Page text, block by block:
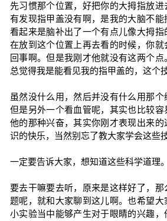
先习惯那个位置，好把你的大拇指放
有发现指甲盖没有啊，是我的大脑不能
看起来是脑补出了一个有点儿像大拇
在放到这个位置上再去看的时候，你
回事啊。但是我刚才他就没有这两个
总觉得我是能看见我的指甲盖的，这个
虽然没什么用，然后并没有什么用那个
但是另外一个看血管呢，其实也比较容
他的那种兴奋，其实你刚才表现出来
识的快乐，当然别忘了教大家学会这些
一定要告诉大家，想知道这些科学道理。
要去干嘛要去听，原来是这样好了，
题呢，就和大家聊到这儿啊。也希望
小实验当中能够产生对于眼睛的兴趣